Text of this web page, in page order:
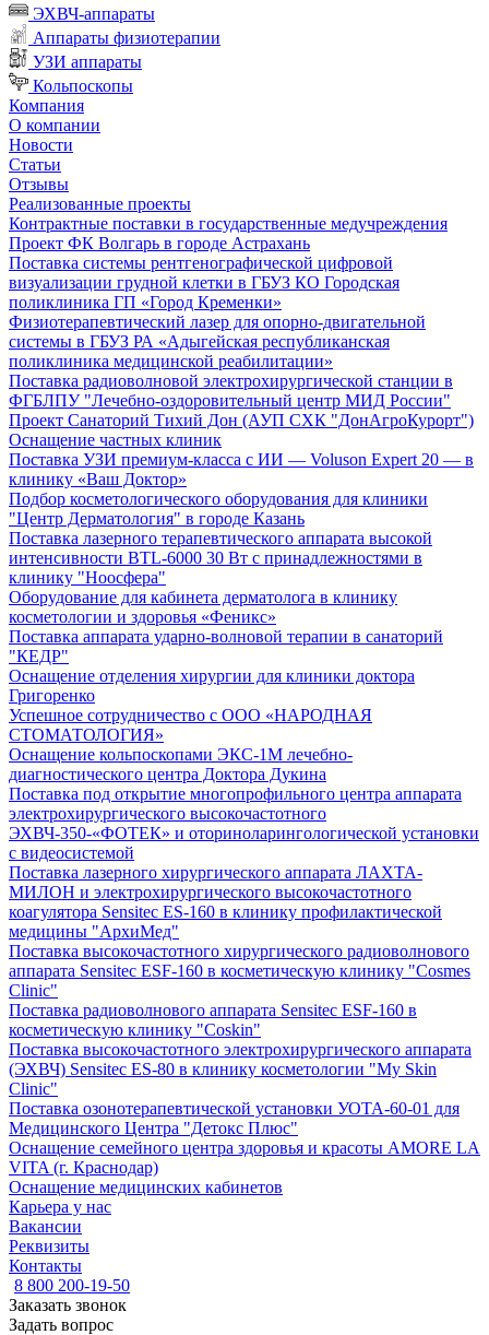
ЭХВЧ-аппараты
Аппараты физиотерапии
УЗИ аппараты
Кольпоскопы
Компания
О компании
Новости
Статьи
Отзывы
Реализованные проекты
Контрактные поставки в государственные медучреждения
Проект ФК Волгарь в городе Астрахань
Поставка системы рентгенографической цифровой
визуализации грудной клетки в ГБУЗ КО Городская
поликлиника ГП «Город Кременки»
Физиотерапевтический лазер для опорно-двигательной
системы в ГБУЗ РА «Адыгейская республиканская
поликлиника медицинской реабилитации»
Поставка радиоволновой электрохирургической станции в
ФГБЛПУ "Лечебно-оздоровительный центр МИД России"
Проект Санаторий Тихий Дон (АУП СХК "ДонАгроКурорт")
Оснащение частных клиник
Поставка УЗИ премиум-класса с ИИ — Voluson Expert 20 — в
клинику «Ваш Доктор»
Подбор косметологического оборудования для клиники
"Центр Дерматология" в городе Казань
Поставка лазерного терапевтического аппарата высокой
интенсивности BTL-6000 30 Вт с принадлежностями в
клинику "Ноосфера"
Оборудование для кабинета дерматолога в клинику
косметологии и здоровья «Феникс»
Поставка аппарата ударно-волновой терапии в санаторий
"КЕДР"
Оснащение отделения хирургии для клиники доктора
Григоренко
Успешное сотрудничество с ООО «НАРОДНАЯ
СТОМАТОЛОГИЯ»
Оснащение кольпоскопами ЭКС-1М лечебно-
диагностического центра Доктора Дукина
Поставка под открытие многопрофильного центра аппарата
электрохирургического высокочастотного
ЭХВЧ-350-«ФОТЕК» и оториноларингологической установки
с видеосистемой
Поставка лазерного хирургического аппарата ЛАХТА-
МИЛОН и электрохирургического высокочастотного
коагулятора Sensitec ES-160 в клинику профилактической
медицины "АрхиМед"
Поставка высокочастотного хирургического радиоволнового
аппарата Sensitec ESF-160 в косметическую клинику "Cosmes
Clinic"
Поставка радиоволнового аппарата Sensitec ESF-160 в
косметическую клинику "Coskin"
Поставка высокочастотного электрохирургического аппарата
(ЭХВЧ) Sensitec ES-80 в клинику косметологии "My Skin
Clinic"
Поставка озонотерапевтической установки УОТА-60-01 для
Медицинского Центра "Детокс Плюс"
Оснащение семейного центра здоровья и красоты AMORE LA
VITA (г. Краснодар)
Оснащение медицинских кабинетов
Карьера у нас
Вакансии
Реквизиты
Контакты
8 800 200-19-50
Заказать звонок
Задать вопрос